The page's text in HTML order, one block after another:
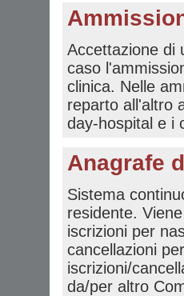
Accettazione di
caso
clinica. Nelle
reparto all'altro
day-hospital e i
Anagrafe
Sistema
residente.
iscrizioni per
cancellazioni
iscrizioni/
da/per altro